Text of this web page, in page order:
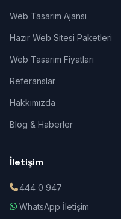
Web Tasarım Ajansı
Hazır Web Sitesi Paketleri
Web Tasarım Fiyatları
Referanslar
Hakkımızda
Blog & Haberler
İletişim
444 0 947
WhatsApp İletişim